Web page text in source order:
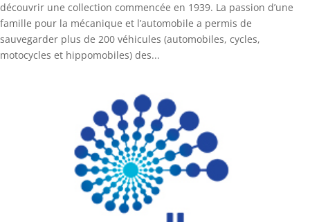
découvrir une collection commencée en 1939. La passion d’une
famille pour la mécanique et l’automobile a permis de
sauvegarder plus de 200 véhicules (automobiles, cycles,
motocycles et hippomobiles) des...